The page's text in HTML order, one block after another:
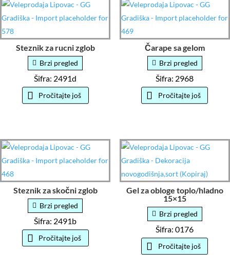
Steznik za rucni zglob
Brzi pregled
Šifra: 2491d
Pročitajte još
Čarape sa gelom
Brzi pregled
Šifra: 2968
Pročitajte još
Steznik za skočni zglob
Brzi pregled
Šifra: 2491b
Pročitajte još
Gel za obloge toplo/hladno
15×15
Brzi pregled
Šifra: 0176
Pročitajte još